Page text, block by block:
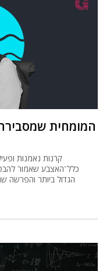
כלל־האצבע שאמור
הגדול ביותר והפרשה